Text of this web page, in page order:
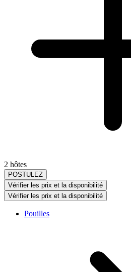
2 hôtes
POSTULEZ
Vérifier les prix et la disponibilité
Vérifier les prix et la disponibilité
Pouilles